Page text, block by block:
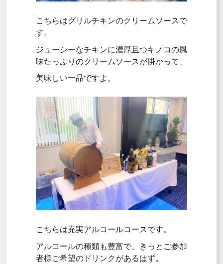
こちらはグリルチキンのクリームソースで
す。
ジューシーなチキンに濃厚且つキノコの風
味たっぷりのクリームソースが掛かって、
美味しい一品ですよ。
こちらは充実アルコールコースです。
アルコールの種類も豊富で、きっとご参加
者様ご希望のドリンクがあるはず。